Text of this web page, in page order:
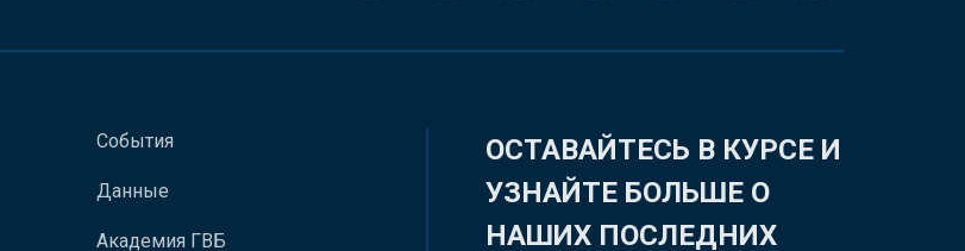
События
Данные
Академия ГВБ
ОСТАВАЙТЕСЬ В КУРСЕ И
УЗНАЙТЕ БОЛЬШЕ О
НАШИХ ПОСЛЕДНИХ